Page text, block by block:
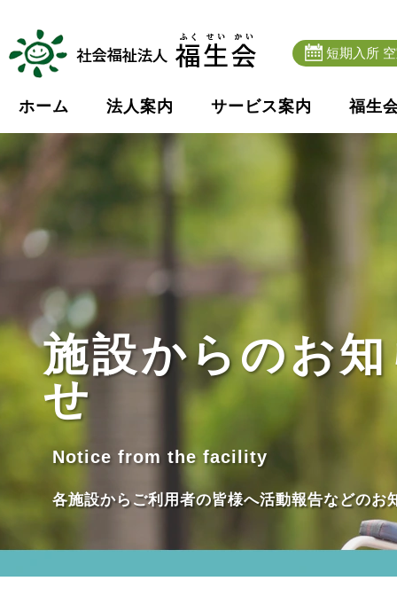
短期入所
ホーム 法人案内 サービス案内 福生
施設からのお
せ
Notice from the facility
各施設からご利用者の皆様へ活動報告などのお